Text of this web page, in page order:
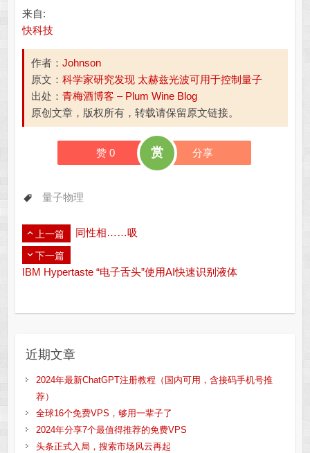
来自:
快科技
作者： Johnson
原文： 科学家研究发现 太赫兹光波可用于控制量子
出处： 青梅酒博客 – Plum Wine Blog
原创文章，版权所有，转载请保留原文链接。
赞 0 赏 分享
量子物理
上一篇 同性相……吸
下一篇
IBM Hypertaste “电子舌头”使用AI快速识别液体
近期文章
2024年最新ChatGPT注册教程（国内可用，含接码手机号推
荐）
全球16个免费VPS，够用一辈子了
2024年分享7个最值得推荐的免费VPS
头条正式入局，搜索市场风云再起